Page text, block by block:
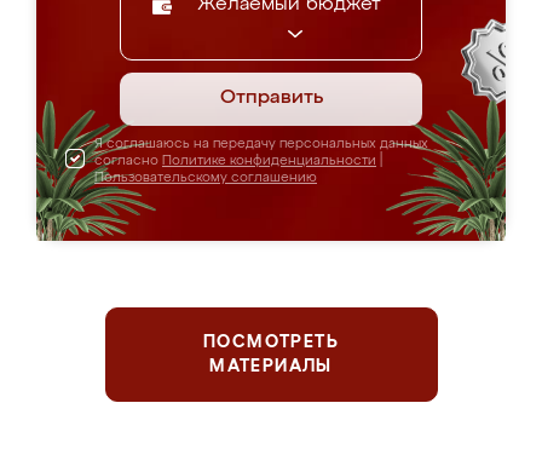
Желаемый бюджет
Отправить
Я соглашаюсь на передачу персональных данных
согласно Политике конфиденциальности
Пользовательскому соглашению
ПОСМОТРЕТЬ
МАТЕРИАЛЫ